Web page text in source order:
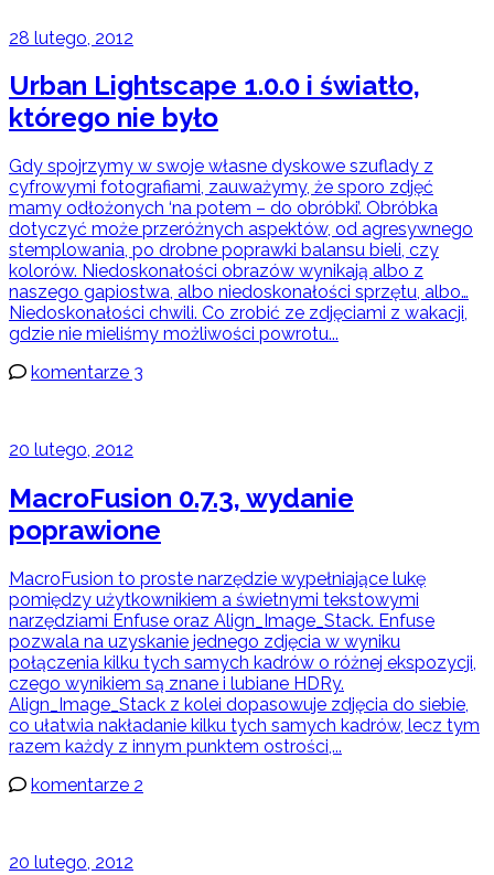
28 lutego, 2012
Urban Lightscape 1.0.0 i światło,
którego nie było
Gdy spojrzymy w swoje własne dyskowe szuflady z
cyfrowymi fotografiami, zauważymy, że sporo zdjęć
mamy odłożonych ‘na potem – do obróbki’. Obróbka
dotyczyć może przeróżnych aspektów, od agresywnego
stemplowania, po drobne poprawki balansu bieli, czy
kolorów. Niedoskonałości obrazów wynikają albo z
naszego gapiostwa, albo niedoskonałości sprzętu, albo…
Niedoskonałości chwili. Co zrobić ze zdjęciami z wakacji,
gdzie nie mieliśmy możliwości powrotu...
komentarze 3
20 lutego, 2012
MacroFusion 0.7.3, wydanie
poprawione
MacroFusion to proste narzędzie wypełniające lukę
pomiędzy użytkownikiem a świetnymi tekstowymi
narzędziami Enfuse oraz Align_Image_Stack. Enfuse
pozwala na uzyskanie jednego zdjęcia w wyniku
połączenia kilku tych samych kadrów o różnej ekspozycji,
czego wynikiem są znane i lubiane HDRy.
Align_Image_Stack z kolei dopasowuje zdjęcia do siebie,
co ułatwia nakładanie kilku tych samych kadrów, lecz tym
razem każdy z innym punktem ostrości,...
komentarze 2
20 lutego, 2012